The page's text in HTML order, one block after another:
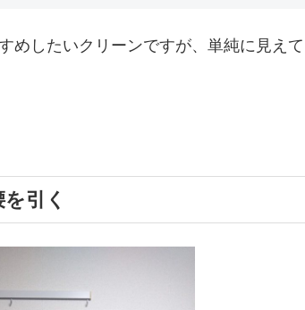
めしたいクリーンですが、単純に見え
引く